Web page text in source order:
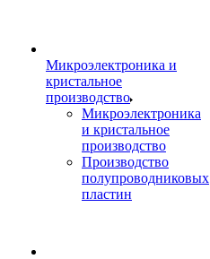
Микроэлектроника и
кристальное
производство
Микроэлектроника
и кристальное
производство
Производство
полупроводниковых
пластин